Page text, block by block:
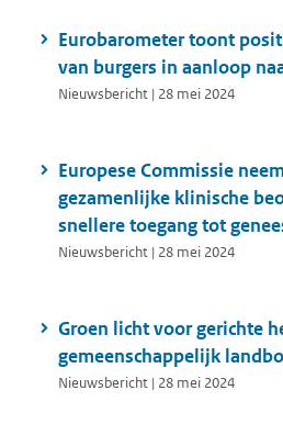
Eurobarometer toont
van burgers in aanloop
Nieuwsbericht | 28 mei 2024
Europese Commissie
gezamenlijke klinische
snellere toegang tot
Nieuwsbericht | 28 mei 2024
Groen licht voor gerichte
gemeenschappelijk
Nieuwsbericht | 28 mei 2024